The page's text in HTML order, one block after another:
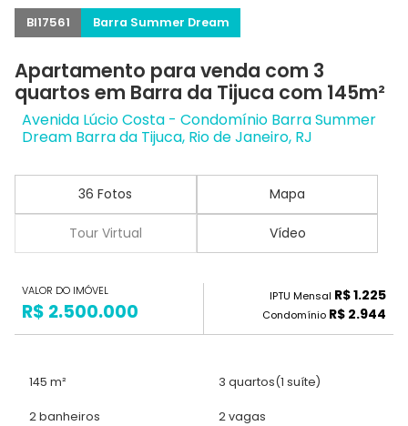
BI17561 Barra Summer Dream
Apartamento para venda com 3
quartos em Barra da Tijuca com 145m²
Avenida Lúcio Costa - Condomínio Barra Summer
Dream Barra da Tijuca, Rio de Janeiro, RJ
36 Fotos Mapa
Tour Virtual Vídeo
VALOR DO IMÓVEL
R$ 2.500.000
IPTU Mensal R$ 1.225
Condomínio R$ 2.944
145 m² 3 quartos(1 suíte)
2 banheiros 2 vagas